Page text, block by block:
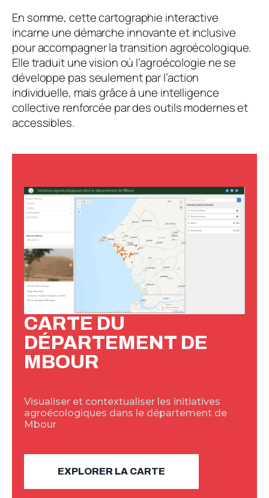
En somme, cette cartographie interactive
incarne une démarche innovante et inclusive
pour accompagner la transition agroécologique.
Elle traduit une vision où l’agroécologie ne se
développe pas seulement par l’action
individuelle, mais grâce à une intelligence
collective renforcée par des outils modernes et
accessibles.
CARTE DU
DÉPARTEMENT DE
MBOUR
Visualiser et contextualiser les initiatives
agroécologiques dans le département de
Mbour
EXPLORER LA CARTE